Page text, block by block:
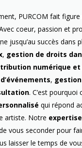
PURCOM fait figure
coeur, passion et
jusqu’au succès dans
, gestion de droits
numérique et
,
. C’est pourquoi
qui répond
artiste. Notre
vous seconder pour
laisser le temps de